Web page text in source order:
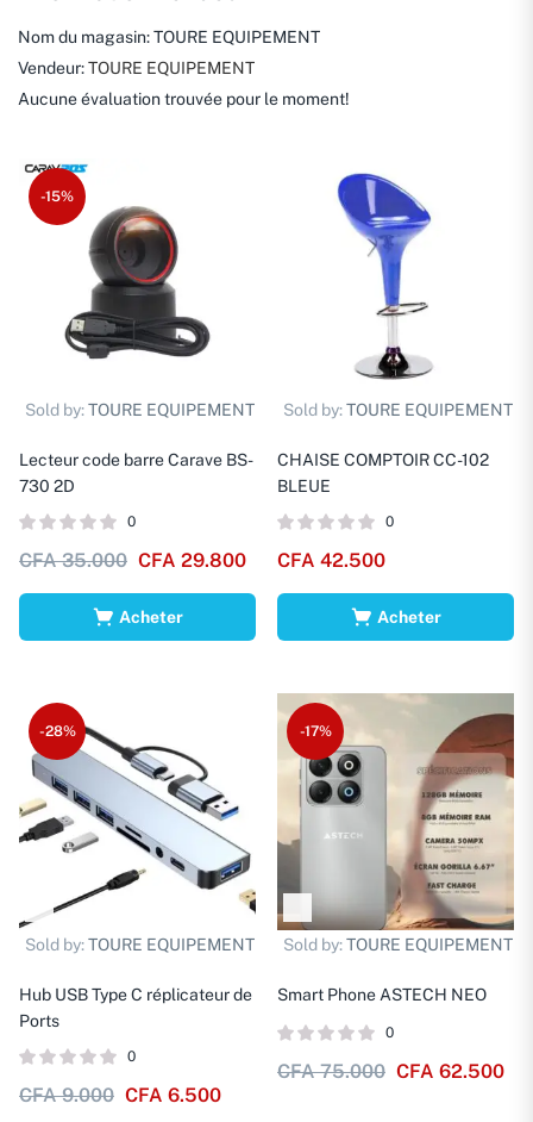
Nom du magasin:TOURE EQUIPEMENT
Vendeur:TOURE EQUIPEMENT
Aucune évaluation trouvée pour le moment!
-15%
Sold by:TOURE EQUIPEMENT
Lecteur code barre Carave BS-
730 2D
0
CFA35.000 CFA 29.800
Acheter
Sold by:TOURE EQUIPEMENT
CHAISE COMPTOIR CC-102
BLEUE
0
CFA 42.500
Acheter
-28%
Sold by:TOURE EQUIPEMENT
Hub USB Type C réplicateur de
Ports
0
CFA9.000 CFA 6.500
-17%
Sold by:TOURE EQUIPEMENT
Smart Phone ASTECH NEO
0
CFA75.000 CFA 62.500